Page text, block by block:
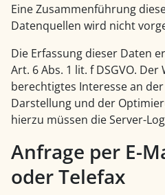
Eine Zusammenführung
Datenquellen wird nicht
Die Erfassung dieser Daten
Art. 6 Abs. 1 lit. f DSGVO.
berechtigtes Interesse an
Darstellung und der
hierzu müssen die Server-
Anfrage per E-
oder Telefax